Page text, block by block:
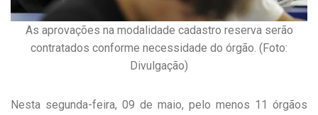
As aprovações na modalidade cadastro reserva serão
contratados conforme necessidade do órgão. (Foto:
Divulgação)
Nesta segunda-feira, 09 de maio, pelo menos 11 órgãos